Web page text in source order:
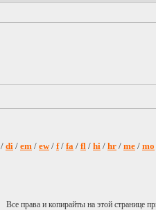
/ di / em / ew/ f/ fa / fl / hi / hr / me / mo
Все права и копирайты на этой странице